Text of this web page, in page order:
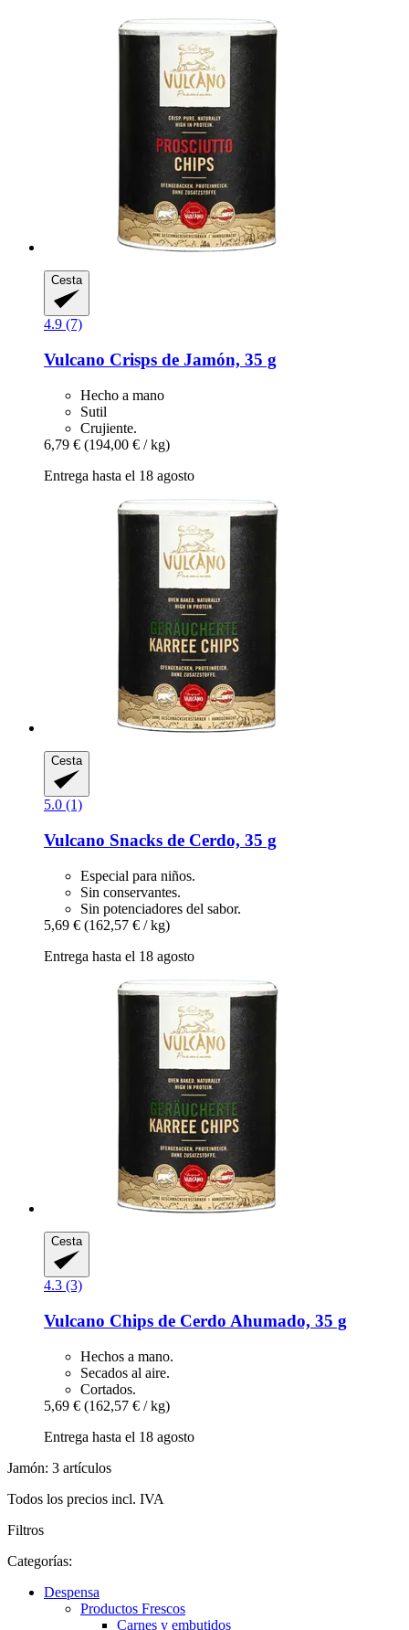
Cesta
4.9 (7)
Vulcano Crisps de Jamón, 35 g
Hecho a mano
Sutil
Crujiente.
6,79 € (194,00 € / kg)
Entrega hasta el 18 agosto
Cesta
5.0 (1)
Vulcano Snacks de Cerdo, 35 g
Especial para niños.
Sin conservantes.
Sin potenciadores del sabor.
5,69 € (162,57 € / kg)
Entrega hasta el 18 agosto
Cesta
4.3 (3)
Vulcano Chips de Cerdo Ahumado, 35 g
Hechos a mano.
Secados al aire.
Cortados.
5,69 € (162,57 € / kg)
Entrega hasta el 18 agosto
Jamón: 3 artículos
Todos los precios incl. IVA
Filtros
Categorías:
Despensa
Productos Frescos
Carnes y embutidos